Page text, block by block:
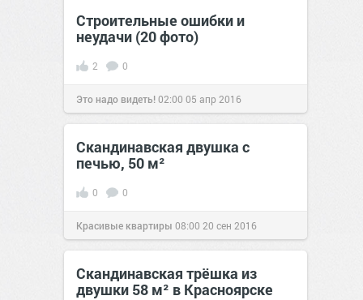
Строительные ошибки и
неудачи (20 фото)
2 0
Это надо видеть!02:00 05 апр 2016
Скандинавская двушка с
печью, 50 м²
0 0
Красивые квартиры 08:00 20 сен 2016
Скандинавская трёшка из
двушки 58 м² в Красноярске